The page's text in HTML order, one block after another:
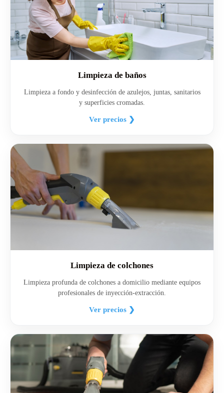
Limpieza de baños
Limpieza a fondo y desinfección de azulejos, juntas, sanitarios
y superficies cromadas.
Ver precios ❯
Limpieza de colchones
Limpieza profunda de colchones a domicilio mediante equipos
profesionales de inyección-extracción.
Ver precios ❯